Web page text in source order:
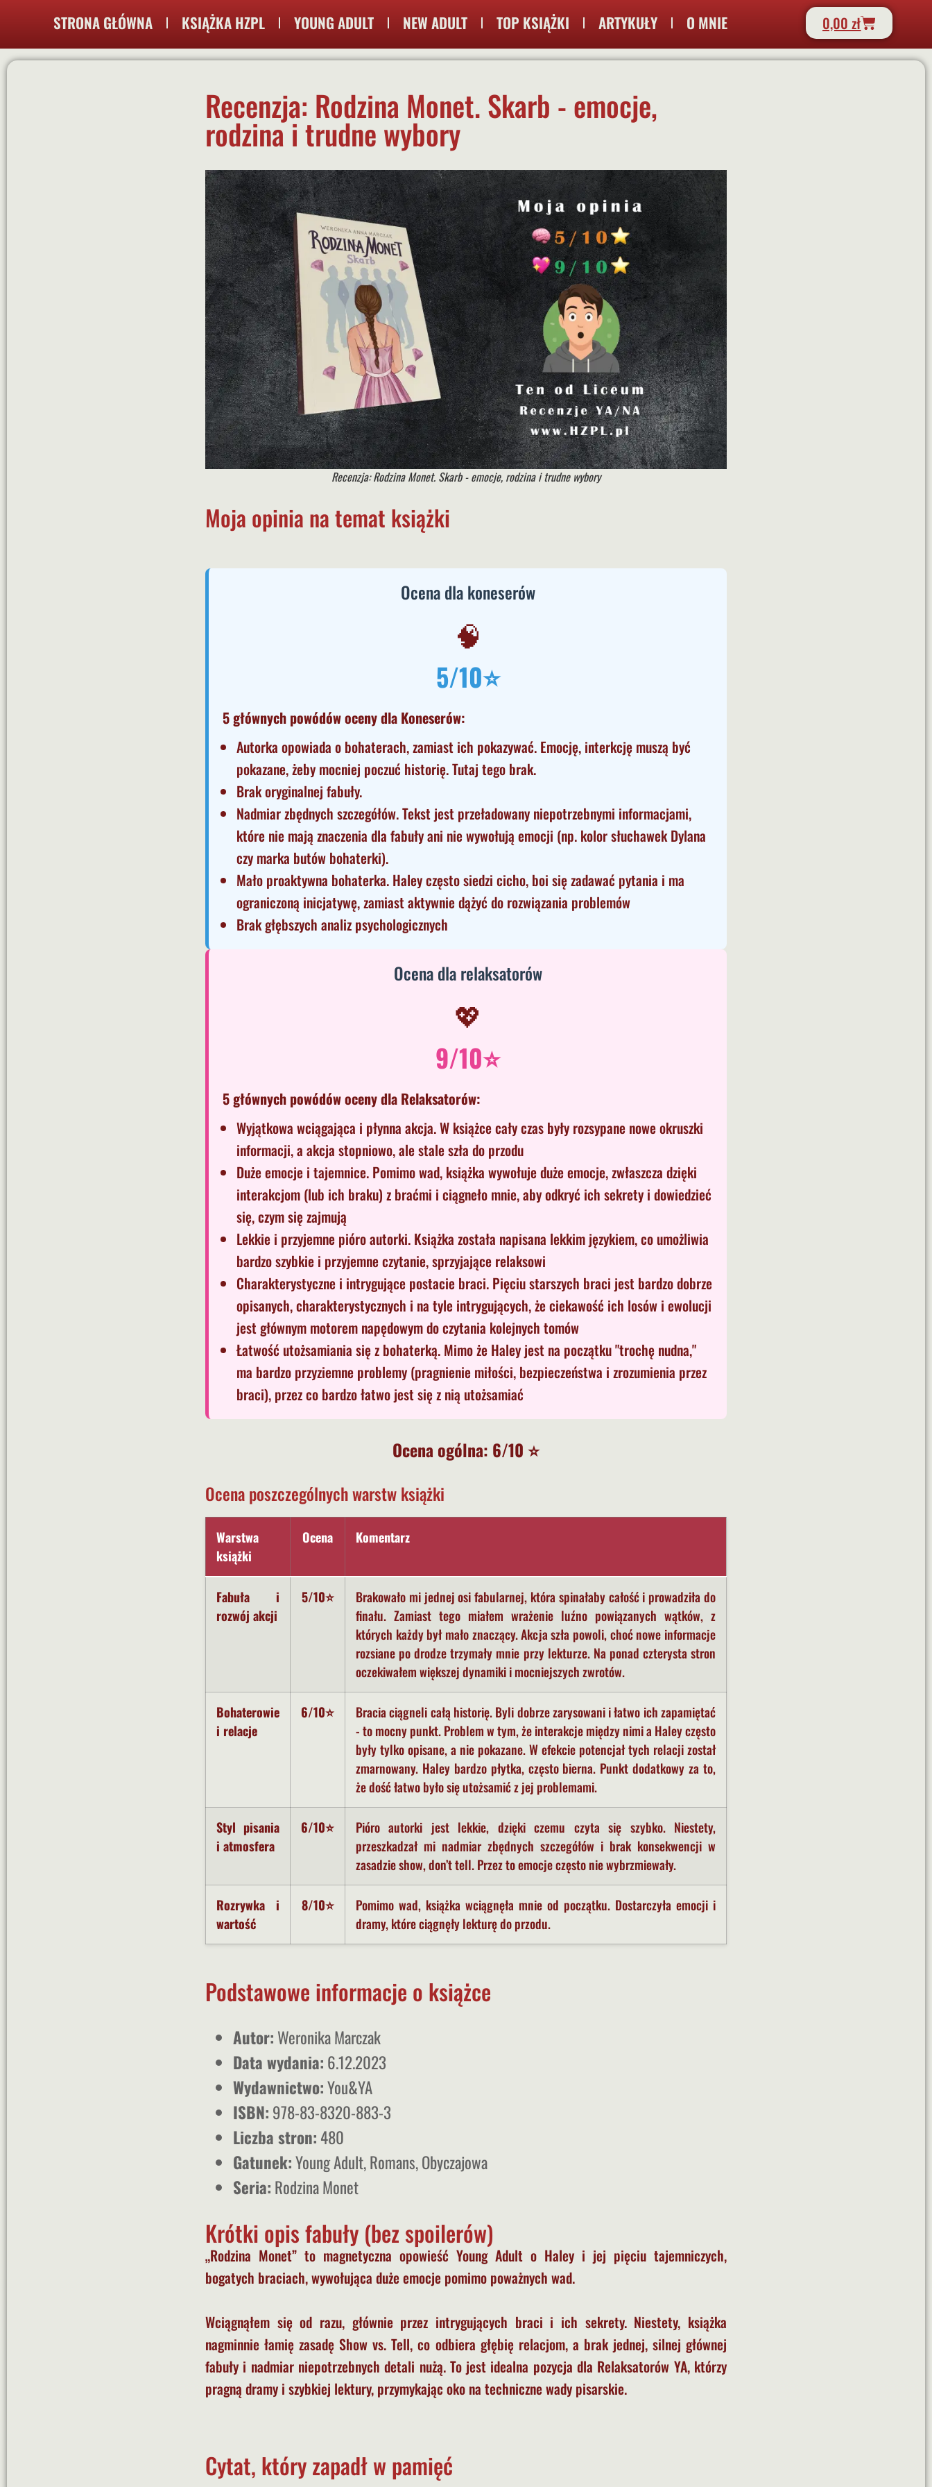
STRONA GŁÓWNA KSIĄŻKA HZPL YOUNG ADULT NEW ADULT TOP KSIĄŻKI ARTYKUŁY O MNIE 0,00zł
Recenzja: Rodzina Monet. Skarb - emocje,
rodzina i trudne wybory
Recenzja: Rodzina Monet. Skarb - emocje, rodzina i trudne wybory
Moja opinia na temat książki
Ocena dla koneserów
🧠
5/10⭐
5 głównych powódów oceny dla Koneserów:
Autorka opowiada o bohaterach, zamiast ich pokazywać. Emocję, interkcję muszą być
pokazane, żeby mocniej poczuć historię. Tutaj tego brak.
Brak oryginalnej fabuły.
Nadmiar zbędnych szczegółów. Tekst jest przeładowany niepotrzebnymi informacjami,
które nie mają znaczenia dla fabuły ani nie wywołują emocji (np. kolor słuchawek Dylana
czy marka butów bohaterki).
Mało proaktywna bohaterka. Haley często siedzi cicho, boi się zadawać pytania i ma
ograniczoną inicjatywę, zamiast aktywnie dążyć do rozwiązania problemów
Brak głębszych analiz psychologicznych
Ocena dla relaksatorów
💖
9/10⭐
5 głównych powódów oceny dla Relaksatorów:
Wyjątkowa wciągająca i płynna akcja. W książce cały czas były rozsypane nowe okruszki
informacji, a akcja stopniowo, ale stale szła do przodu
Duże emocje i tajemnice. Pomimo wad, książka wywołuje duże emocje, zwłaszcza dzięki
interakcjom (lub ich braku) z braćmi i ciągneło mnie, aby odkryć ich sekrety i dowiedzieć
się, czym się zajmują
Lekkie i przyjemne pióro autorki. Książka została napisana lekkim językiem, co umożliwia
bardzo szybkie i przyjemne czytanie, sprzyjające relaksowi
Charakterystyczne i intrygujące postacie braci. Pięciu starszych braci jest bardzo dobrze
opisanych, charakterystycznych i na tyle intrygujących, że ciekawość ich losów i ewolucji
jest głównym motorem napędowym do czytania kolejnych tomów
Łatwość utożsamiania się z bohaterką. Mimo że Haley jest na początku "trochę nudna,"
ma bardzo przyziemne problemy (pragnienie miłości, bezpieczeństwa i zrozumienia przez
braci), przez co bardzo łatwo jest się z nią utożsamiać
Ocena ogólna: 6/10 ⭐
Ocena poszczególnych warstw książki
Warstwa
książki
Ocena Komentarz
Fabuła i
rozwój akcji
5/10⭐
Brakowało mi jednej osi fabularnej, która spinałaby całość i prowadziła do
finału. Zamiast tego miałem wrażenie luźno powiązanych wątków, z
których każdy był mało znaczący. Akcja szła powoli, choć nowe informacje
rozsiane po drodze trzymały mnie przy lekturze. Na ponad czterysta stron
oczekiwałem większej dynamiki i mocniejszych zwrotów.
Bohaterowie
i relacje
6/10⭐
Bracia ciągneli całą historię. Byli dobrze zarysowani i łatwo ich zapamiętać
- to mocny punkt. Problem w tym, że interakcje między nimi a Haley często
były tylko opisane, a nie pokazane. W efekcie potencjał tych relacji został
zmarnowany. Haley bardzo płytka, często bierna. Punkt dodatkowy za to,
że dość łatwo było się utożsamić z jej problemami.
Styl pisania
i atmosfera
6/10⭐
Pióro autorki jest lekkie, dzięki czemu czyta się szybko. Niestety,
przeszkadzał mi nadmiar zbędnych szczegółów i brak konsekwencji w
zasadzie show, don’t tell. Przez to emocje często nie wybrzmiewały.
Rozrywka i
wartość
8/10⭐
Pomimo wad, książka wciągnęła mnie od początku. Dostarczyła emocji i
dramy, które ciągnęły lekturę do przodu.
Podstawowe informacje o książce
Autor: Weronika Marczak
Data wydania: 6.12.2023
Wydawnictwo:You&YA
ISBN: 978-83-8320-883-3
Liczba stron: 480
Gatunek:Young Adult, Romans, Obyczajowa
Seria: Rodzina Monet
Krótki opis fabuły (bez spoilerów)
„Rodzina Monet” to magnetyczna opowieść Young Adult o Haley i jej pięciu tajemniczych,
bogatych braciach, wywołująca duże emocje pomimo poważnych wad.
Wciągnąłem się od razu, głównie przez intrygujących braci i ich sekrety. Niestety, książka
nagminnie łamię zasadę Show vs. Tell, co odbiera głębię relacjom, a brak jednej, silnej głównej
fabuły i nadmiar niepotrzebnych detali nużą. To jest idealna pozycja dla Relaksatorów YA, którzy
pragną dramy i szybkiej lektury, przymykając oko na techniczne wady pisarskie.
Cytat, który zapadł w pamięć